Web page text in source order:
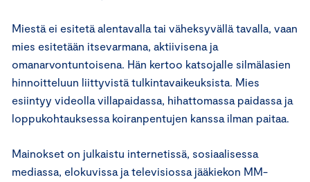
Miestä ei esitetä alentavalla tai väheksyvällä tavalla, vaan
mies esitetään itsevarmana, aktiivisena ja
omanarvontuntoisena. Hän kertoo katsojalle silmälasien
hinnoitteluun liittyvistä tulkintavaikeuksista. Mies
esiintyy videolla villapaidassa, hihattomassa paidassa ja
loppukohtauksessa koiranpentujen kanssa ilman paitaa.
Mainokset on julkaistu internetissä, sosiaalisessa
mediassa, elokuvissa ja televisiossa jääkiekon MM-